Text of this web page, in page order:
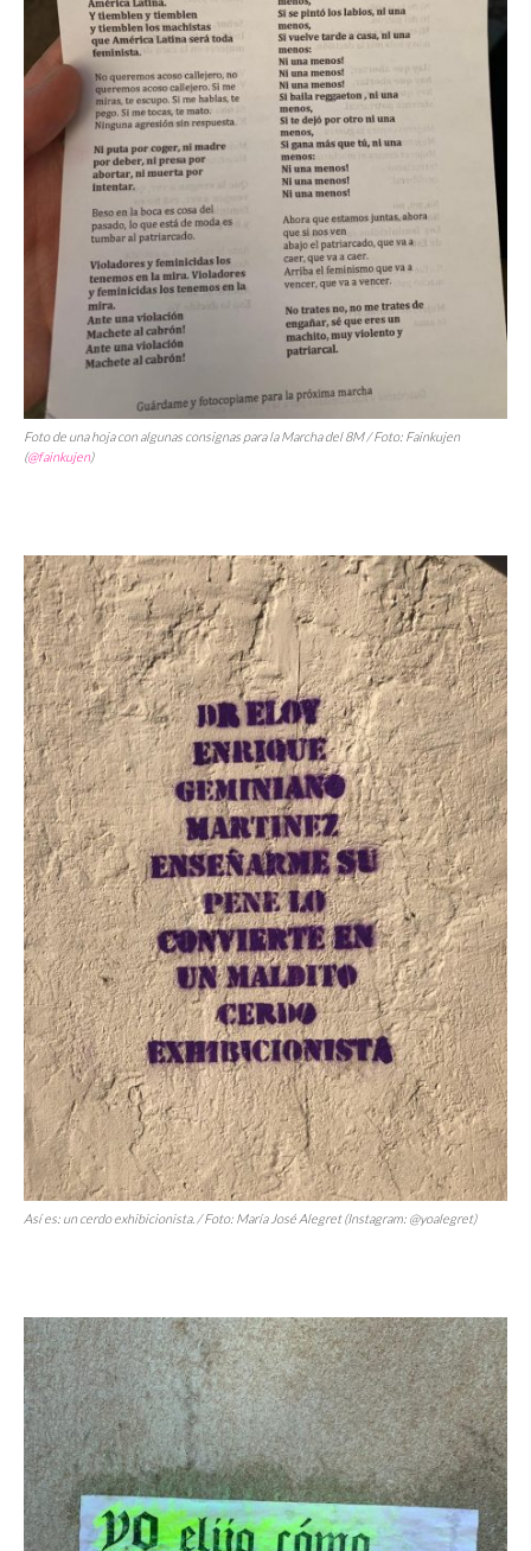
Foto de una hoja con algunas consignas para la Marcha del 8M / Foto: Fainkujen
(@fainkujen)
Así es: un cerdo exhibicionista. / Foto: María José Alegret (Instagram: @yoalegret)